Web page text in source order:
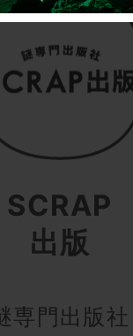
SCRAP
出版
専門出版社